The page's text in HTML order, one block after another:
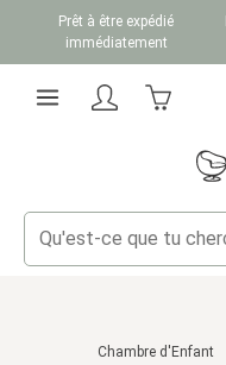
Passer au contenu principal
Prêt à être expédié
immédiatement
Chambre d'Enfant